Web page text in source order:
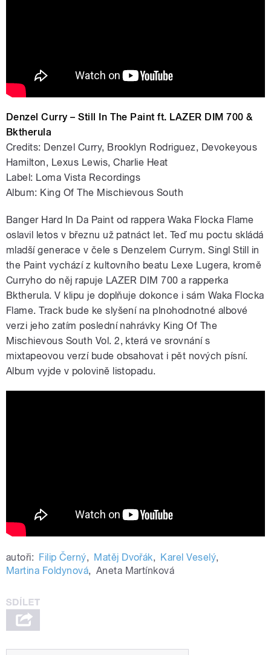
Denzel Curry – Still In The Paint ft. LAZER DIM 700 &
Bktherula
Credits: Denzel Curry, Brooklyn Rodriguez, Devokeyous
Hamilton, Lexus Lewis, Charlie Heat
Label: Loma Vista Recordings
Album: King Of The Mischievous South
Banger Hard In Da Paint od rappera Waka Flocka Flame
oslavil letos v březnu už patnáct let. Teď mu poctu skládá
mladší generace v čele s Denzelem Currym. Singl Still in
the Paint vychází z kultovního beatu Lexe Lugera, kromě
Curryho do něj rapuje LAZER DIM 700 a rapperka
Bktherula. V klipu je doplňuje dokonce i sám Waka Flocka
Flame. Track bude ke slyšení na plnohodnotné albové
verzi jeho zatím poslední nahrávky King Of The
Mischievous South Vol. 2, která ve srovnání s
mixtapeovou verzí bude obsahovat i pět nových písní.
Album vyjde v polovině listopadu.
autoři: Filip Černý, Matěj Dvořák, Karel Veselý,
Martina Foldynová, Aneta Martínková